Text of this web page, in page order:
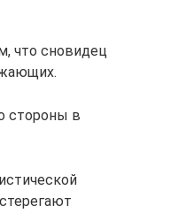
что сновидец
стороны в